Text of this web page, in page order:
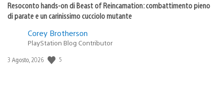
Resoconto hands-on di Beast of Reincarnation: combattimento pieno
di parate e un carinissimo cucciolo mutante
Corey Brotherson
PlayStation Blog Contributor
Data
3 Agosto, 2026 5